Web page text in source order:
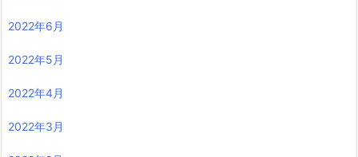
2022年6月
2022年5月
2022年4月
2022年3月